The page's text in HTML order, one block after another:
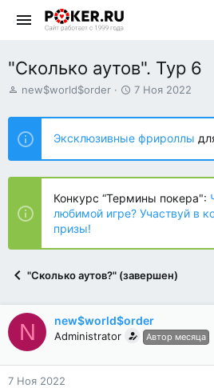
"Сколько аутов". Тур 6
А
т
о
р
т
е
ы
new$world$order
Д
т
н
а
ч
л
а
7 Ноя 2022
Эксклюзивные фрироллы
Конкурс “Термины покера":
любимой игре? Участвуй в
призы!
"Сколько аутов?" (завершен)
N new$world$order
Administrator Автор месяца
7 Ноя 2022